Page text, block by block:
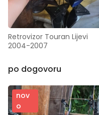
Retrovizor Touran Lijevi
2004-2007
po dogovoru
nov
o